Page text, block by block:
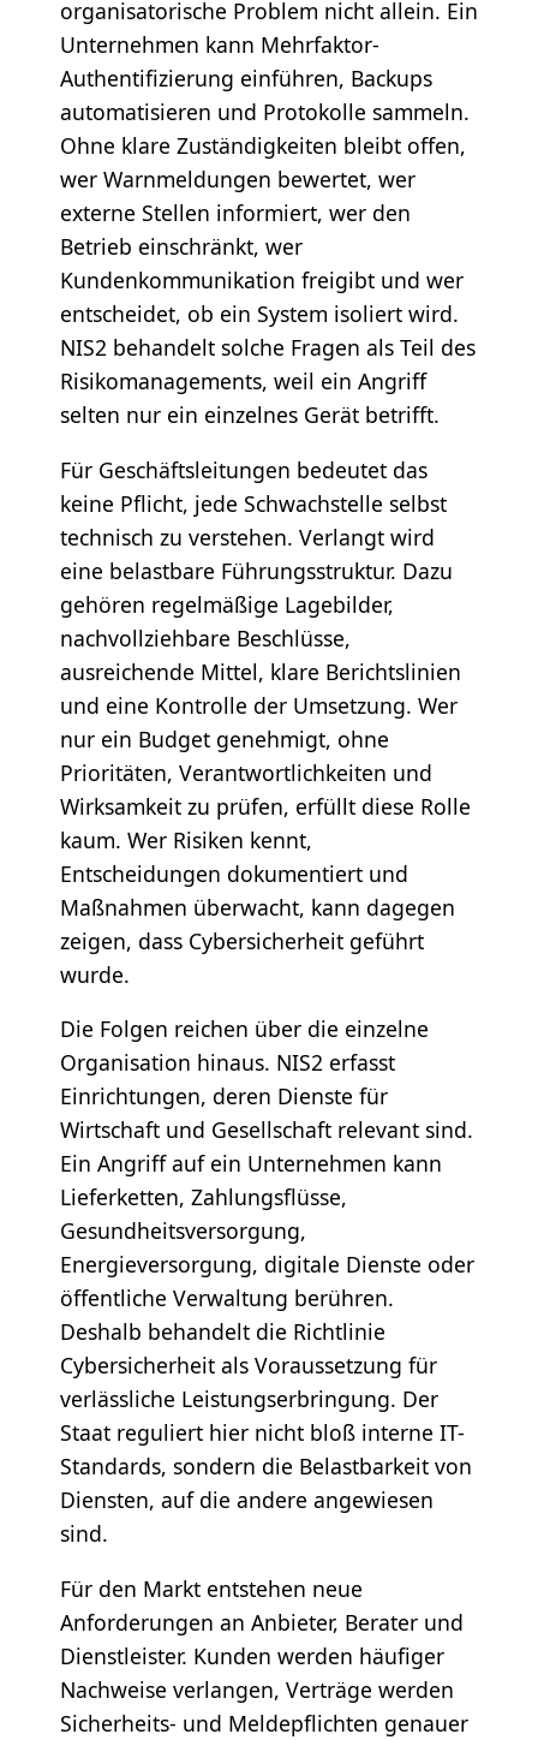
organisatorische Problem nicht allein. Ein
Unternehmen kann Mehrfaktor-
Authentifizierung einführen, Backups
automatisieren und Protokolle sammeln.
Ohne klare Zuständigkeiten bleibt offen,
wer Warnmeldungen bewertet, wer
externe Stellen informiert, wer den
Betrieb einschränkt, wer
Kundenkommunikation freigibt und wer
entscheidet, ob ein System isoliert wird.
NIS2 behandelt solche Fragen als Teil des
Risikomanagements, weil ein Angriff
selten nur ein einzelnes Gerät betrifft.
Für Geschäftsleitungen bedeutet das
keine Pflicht, jede Schwachstelle selbst
technisch zu verstehen. Verlangt wird
eine belastbare Führungsstruktur. Dazu
gehören regelmäßige Lagebilder,
nachvollziehbare Beschlüsse,
ausreichende Mittel, klare Berichtslinien
und eine Kontrolle der Umsetzung. Wer
nur ein Budget genehmigt, ohne
Prioritäten, Verantwortlichkeiten und
Wirksamkeit zu prüfen, erfüllt diese Rolle
kaum. Wer Risiken kennt,
Entscheidungen dokumentiert und
Maßnahmen überwacht, kann dagegen
zeigen, dass Cybersicherheit geführt
wurde.
Die Folgen reichen über die einzelne
Organisation hinaus. NIS2 erfasst
Einrichtungen, deren Dienste für
Wirtschaft und Gesellschaft relevant sind.
Ein Angriff auf ein Unternehmen kann
Lieferketten, Zahlungsflüsse,
Gesundheitsversorgung,
Energieversorgung, digitale Dienste oder
öffentliche Verwaltung berühren.
Deshalb behandelt die Richtlinie
Cybersicherheit als Voraussetzung für
verlässliche Leistungserbringung. Der
Staat reguliert hier nicht bloß interne IT-
Standards, sondern die Belastbarkeit von
Diensten, auf die andere angewiesen
sind.
Für den Markt entstehen neue
Anforderungen an Anbieter, Berater und
Dienstleister. Kunden werden häufiger
Nachweise verlangen, Verträge werden
Sicherheits- und Meldepflichten genauer